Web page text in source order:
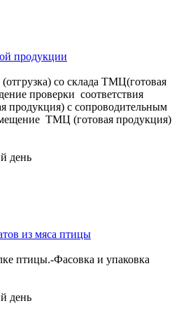
продукции
со склада ТМЦ(готовая
проверки соответствия
продукция) с сопроводительным
ТМЦ (готовая продукция)
день
из мяса птицы
птицы.-Фасовка и упаковка
день